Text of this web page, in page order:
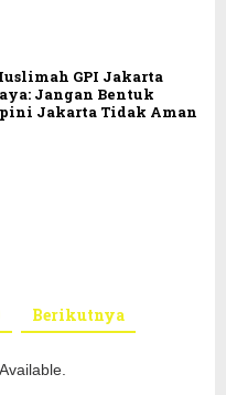
GPI Jakarta
Jangan Bentuk
Jakarta Tidak Aman
Berikutnya